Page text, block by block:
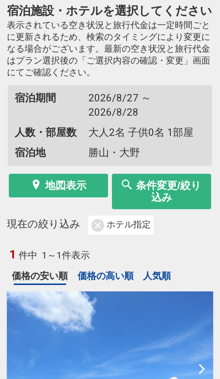
宿泊施設・ホテルを選択してください
表示されている空き状況と旅行代金は一定時間ごと
に更新されるため、検索のタイミングにより変更に
なる場合がございます。最新の空き状況と旅行代金
はプラン選択後の「ご選択内容の確認・変更」画面
にてご確認ください。
宿泊期間
2026/8/27 ～
2026/8/28
人数・部屋数
大人2名 子供0名 1部屋
宿泊地
勝山・大野
地図表示
条件変更/絞り
込み
現在の絞り込み ホテル指定
1 件中 1～1件表示
価格の安い順
価格の高い順 人気順